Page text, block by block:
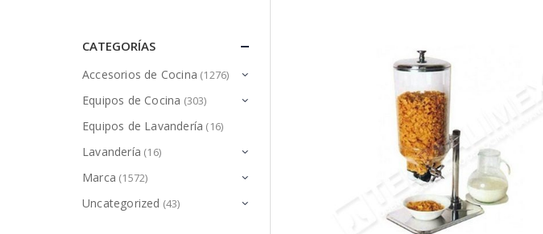
CATEGORÍAS
Accesorios de Cocina (1276)
Equipos de Cocina (303)
Equipos de Lavandería (16)
Lavandería (16)
Marca (1572)
Uncategorized (43)